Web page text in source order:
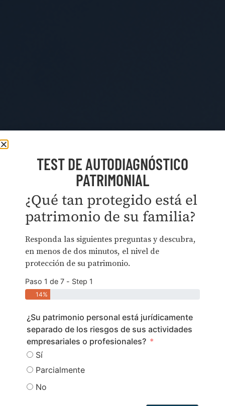
TEST DE AUTODIAGNÓSTICO
PATRIMONIAL
¿Qué tan protegido está el
patrimonio de su familia?
Responda las siguientes preguntas y descubra,
en menos de dos minutos, el nivel de
protección de su patrimonio.
Paso 1 de 7 - Step 1
14%
¿Su patrimonio personal está jurídicamente
separado de los riesgos de sus actividades
empresariales o profesionales?
Sí
Parcialmente
No